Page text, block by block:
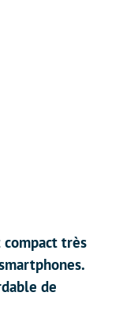
très
de